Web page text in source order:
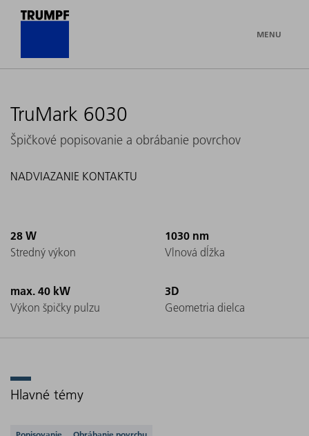
MENU
TruMark 6030
Špičkové popisovanie a obrábanie povrchov
NADVIAZANIE KONTAKTU
28 W
Stredný výkon
1030 nm
Vlnová dĺžka
max. 40 kW
Výkon špičky pulzu
3D
Geometria dielca
Hlavné témy